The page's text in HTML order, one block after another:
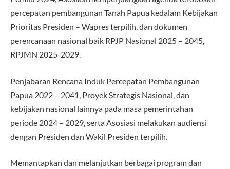
percepatan pembangunan Tanah Papua kedalam Kebijakan
Prioritas Presiden – Wapres terpilih, dan dokumen
perencanaan nasional baik RPJP Nasional 2025 – 2045,
RPJMN 2025-2029.
Penjabaran Rencana Induk Percepatan Pembangunan
Papua 2022 – 2041, Proyek Strategis Nasional, dan
kebijakan nasional lainnya pada masa pemerintahan
periode 2024 – 2029, serta Asosiasi melakukan audiensi
dengan Presiden dan Wakil Presiden terpilih.
Memantapkan dan melanjutkan berbagai program dan